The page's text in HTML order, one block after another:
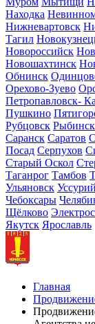
Находка
Нижневартовск
Тагил
Новороссийск
Новошахтинск
Обнинск
Орехово-Зуево
Петропавловск-
Пушкино
Рубцовск Рыбинск
Саранск Саратов
Посад Серпухов
Старый Оскол
Таганрог Тамбов
Ульяновск
Чебоксары
Щёлково
Якутск Ярославль
Главная